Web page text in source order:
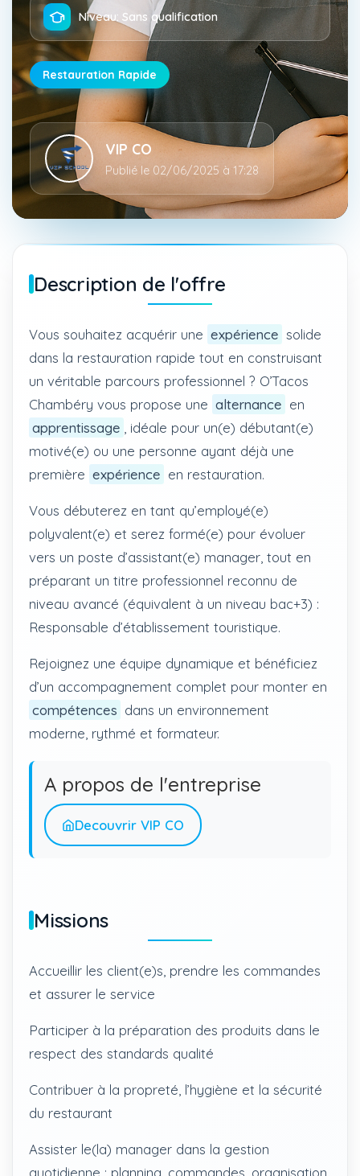
Niveau: Sans qualification
Restauration Rapide
VIP CO
Publié le 02/06/2025 à 17:28
Description de l'offre
Vous souhaitez acquérir une expérience solide
dans la restauration rapide tout en construisant
un véritable parcours professionnel ? O’Tacos
Chambéry vous propose une alternance en
apprentissage
, idéale pour un(e) débutant(e)
motivé(e) ou une personne ayant déjà une
première expérience en restauration.
Vous débuterez en tant qu’employé(e)
polyvalent(e) et serez formé(e) pour évoluer
vers un poste d’assistant(e) manager, tout en
préparant un titre professionnel reconnu de
niveau avancé (équivalent à un niveau bac+3) :
Responsable d’établissement touristique.
Rejoignez une équipe dynamique et bénéficiez
d’un accompagnement complet pour monter en
compétences dans un environnement
moderne, rythmé et formateur.
A propos de l'entreprise
Decouvrir VIP CO
Missions
Accueillir les client(e)s, prendre les commandes
et assurer le service
Participer à la préparation des produits dans le
respect des standards qualité
Contribuer à la propreté, l’hygiène et la sécurité
du restaurant
Assister le(la) manager dans la gestion
quotidienne : planning, commandes, organisation